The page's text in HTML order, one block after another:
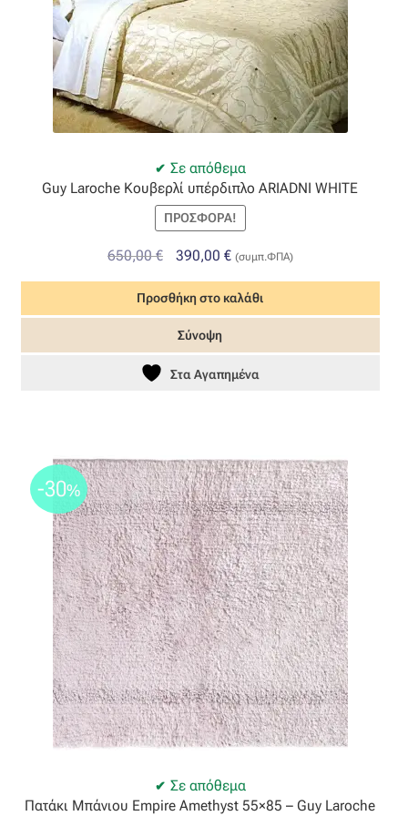
Σε απόθεμα
Guy Laroche Κουβερλί υπέρδιπλο ARIADNI WHITE
ΠΡΟΣΦΟΡΆ!
650,00€
Original
price
was:
650,00 €.
390,00 €Η
τρέχουσα
τιμή
είναι:
(συμπ.ΦΠΑ)
Προσθήκη στο καλάθι
Σύνοψη
Στα Αγαπημένα
Σε απόθεμα
-30%
Πατάκι Μπάνιου Empire Amethyst 55×85 – Guy Laroche